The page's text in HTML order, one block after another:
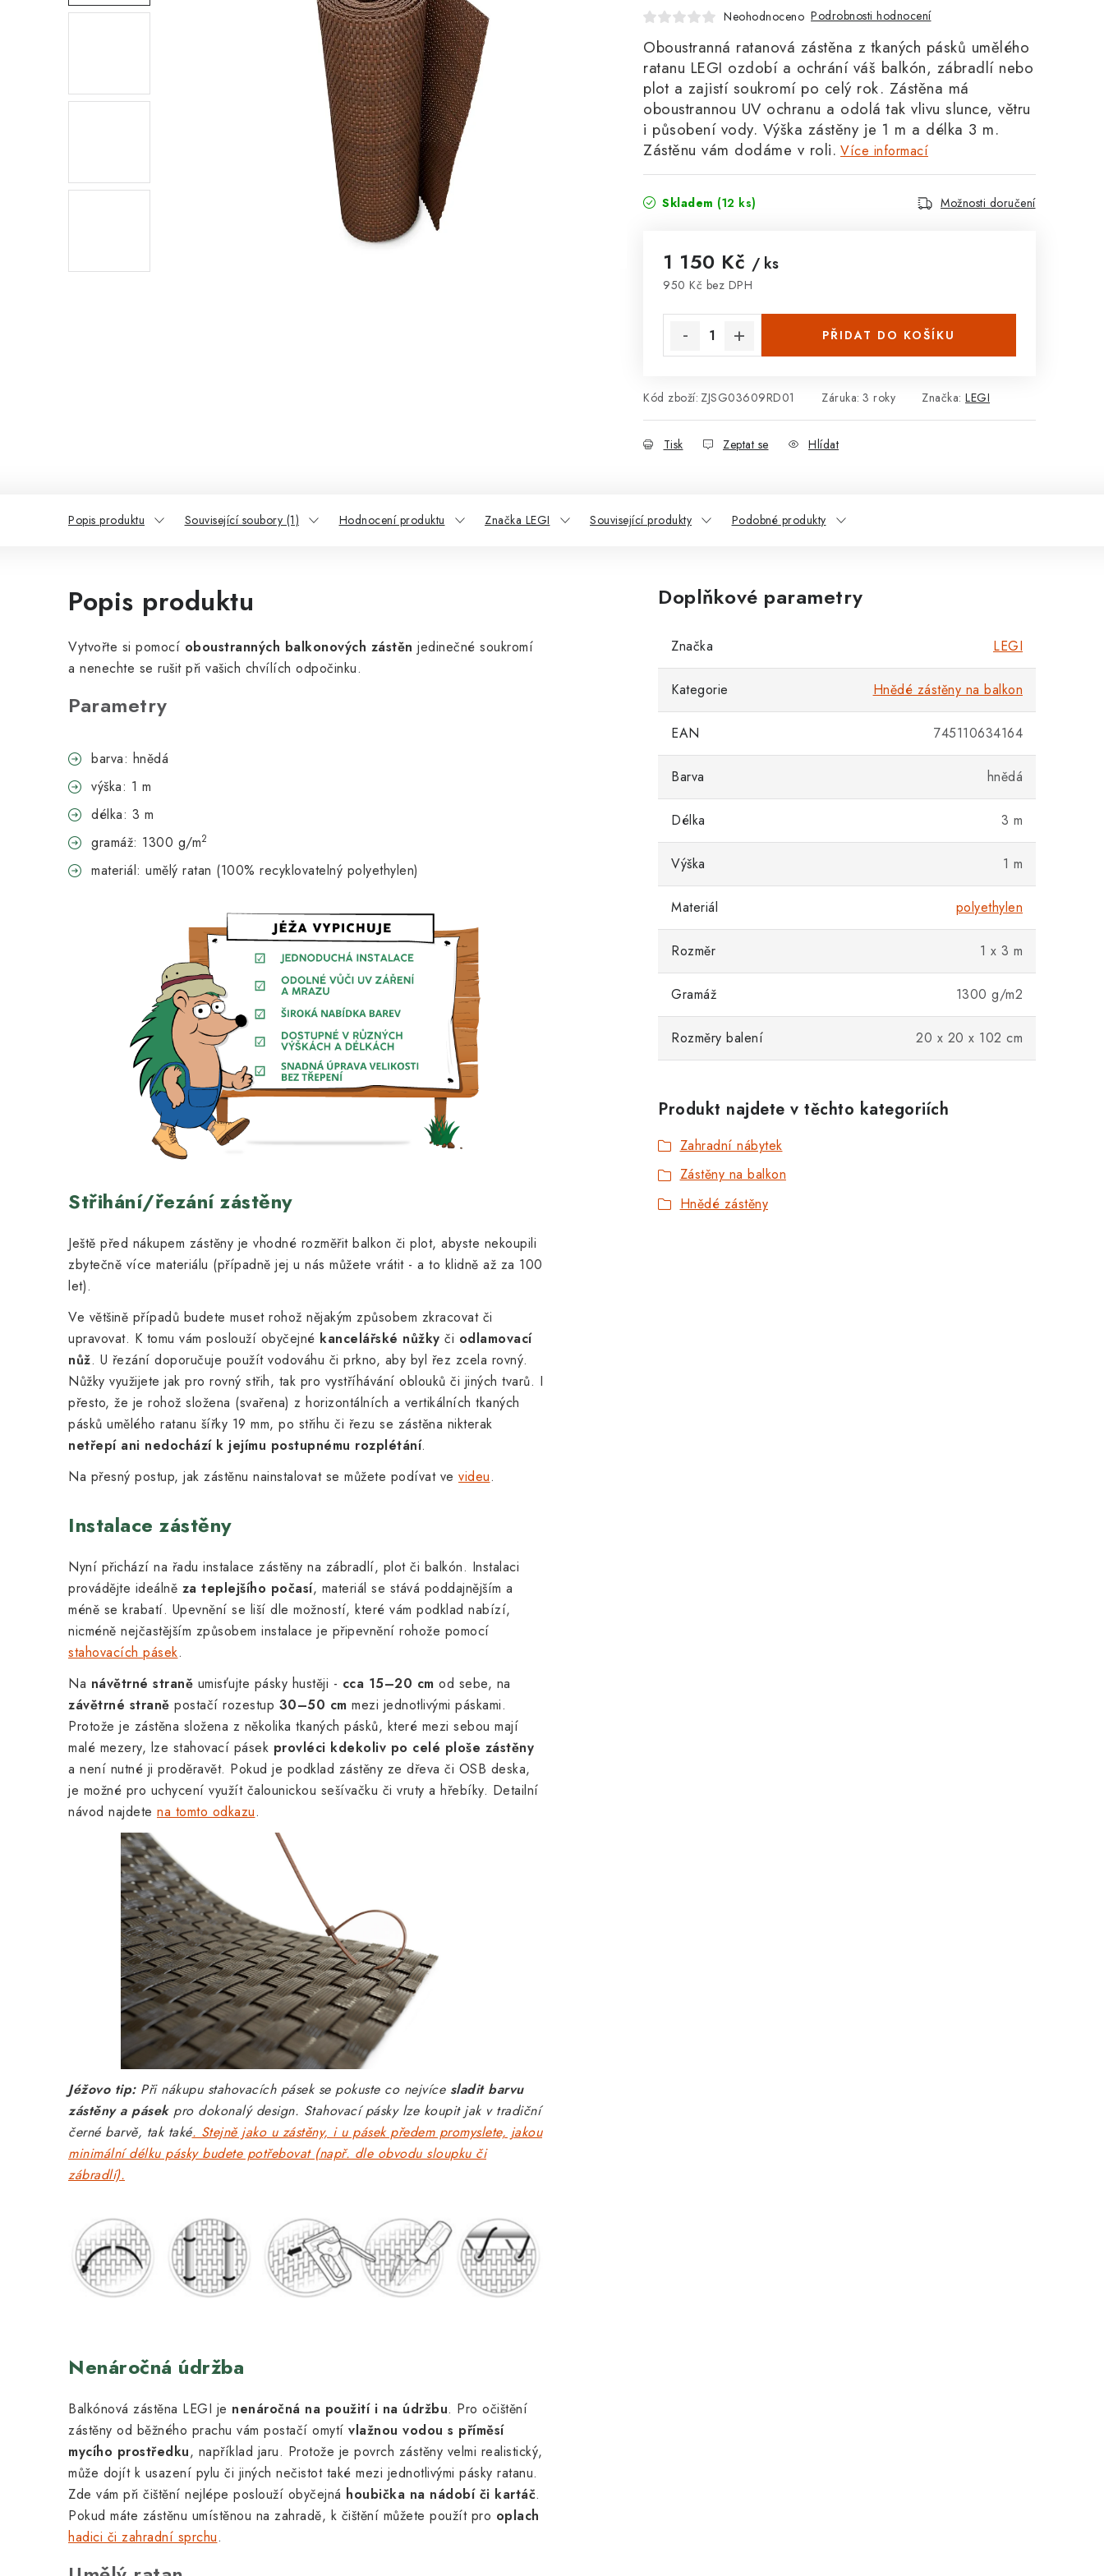
Neohodnoceno Podrobnosti hodnocení
Oboustranná ratanová zástěna z tkaných pásků umělého
ratanu LEGI ozdobí a ochrání váš balkón, zábradlí nebo
plot a zajistí soukromí po celý rok. Zástěna má
oboustrannou UV ochranu a odolá tak vlivu slunce, větru
i působení vody. Výška zástěny je 1 m a délka 3 m.
Zástěnu vám dodáme v roli. Více informací
Skladem (12 ks) Možnosti doručení
1 150 Kč / ks
950 Kč bez DPH
PŘIDAT DO KOŠÍKU
Kód zboží: ZJSG03609RD01 Záruka: 3 roky Značka: LEGI
Tisk Zeptat se Hlídat
Popis produktu Související soubory (1) Hodnocení produktu Značka LEGI Související produkty Podobné produkty
Popis produktu
Vytvořte si pomocí oboustranných balkonových zástěn jedinečné soukromí
a nenechte se rušit při vašich chvílích odpočinku.
Parametry
barva: hnědá
výška: 1 m
délka: 3 m
gramáž: 1300 g/m2
materiál: umělý ratan (100% recyklovatelný polyethylen)
Střihání/řezání zástěny
Ještě před nákupem zástěny je vhodné rozměřit balkon či plot, abyste nekoupili
zbytečně více materiálu (případně jej u nás můžete vrátit - a to klidně až za 100
let).
Ve většině případů budete muset rohož nějakým způsobem zkracovat či
upravovat. K tomu vám poslouží obyčejné kancelářské nůžky či odlamovací
nůž. U řezání doporučuje použít vodováhu či prkno, aby byl řez zcela rovný.
Nůžky využijete jak pro rovný střih, tak pro vystříhávání oblouků či jiných tvarů. I
přesto, že je rohož složena (svařena) z horizontálních a vertikálních tkaných
pásků umělého ratanu šířky 19 mm, po střihu či řezu se zástěna nikterak
netřepí ani nedochází k jejímu postupnému rozplétání.
Na přesný postup, jak zástěnu nainstalovat se můžete podívat ve videu.
Instalace zástěny
Nyní přichází na řadu instalace zástěny na zábradlí, plot či balkón. Instalaci
provádějte ideálně za teplejšího počasí, materiál se stává poddajnějším a
méně se krabatí. Upevnění se liší dle možností, které vám podklad nabízí,
nicméně nejčastějším způsobem instalace je připevnění rohože pomocí
stahovacích pásek.
Na návětrné straně umisťujte pásky hustěji - cca 15–20 cm od sebe, na
závětrné straně postačí rozestup 30–50 cm mezi jednotlivými páskami.
Protože je zástěna složena z několika tkaných pásků, které mezi sebou mají
malé mezery, lze stahovací pásek provléci kdekoliv po celé ploše zástěny
a není nutné ji proděravět. Pokud je podklad zástěny ze dřeva či OSB deska,
je možné pro uchycení využít čalounickou sešívačku či vruty a hřebíky. Detailní
návod najdete na tomto odkazu.
Jéžovo tip: Při nákupu stahovacích pásek se pokuste co nejvíce sladit barvu
zástěny a pásekpro dokonalý design. Stahovací pásky lze koupit jak v tradiční
černé barvě, tak také. Stejně jako u zástěny, i u pásek předem promyslete, jakou
minimální délku pásky budete potřebovat (např. dle obvodu sloupku či
zábradlí).
Nenáročná údržba
Balkónová zástěna LEGI je nenáročná na použití i na údržbu. Pro očištění
zástěny od běžného prachu vám postačí omytí vlažnou vodou s příměsí
mycího prostředku, například jaru. Protože je povrch zástěny velmi realistický,
může dojít k usazení pylu či jiných nečistot také mezi jednotlivými pásky ratanu.
Zde vám při čištění nejlépe poslouží obyčejná houbička na nádobí či kartáč.
Pokud máte zástěnu umístěnou na zahradě, k čištění můžete použít pro oplach
hadici či zahradní sprchu.
Doplňkové parametry
Značka LEGI
Kategorie Hnědé zástěny na balkon
EAN 745110634164
Barva hnědá
Délka 3 m
Výška 1 m
Materiál polyethylen
Rozměr 1 x 3 m
Gramáž 1300 g/m2
Rozměry balení 20 x 20 x 102 cm
Produkt najdete v těchto kategoriích
Zahradní nábytek
Zástěny na balkon
Hnědé zástěny